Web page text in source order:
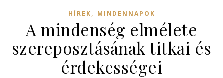
HÍREK, MINDENNAPOK
A mindenség elmélete
szereposztásának titkai és
érdekességei